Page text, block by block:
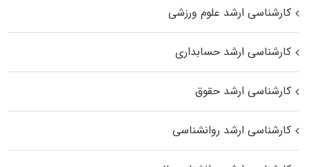
کارشناسی ارشد علوم ورزشی
کارشناسی ارشد حسابداری
کارشناسی ارشد حقوق
کارشناسی ارشد روانشناسی